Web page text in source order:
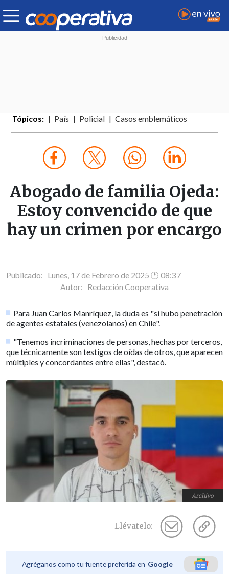
Tópicos: País Policial Casos emblemáticos
Abogado de familia Ojeda:
Estoy convencido de que
hay un crimen por encargo
Publicado: Lunes, 17 de Febrero de 2025 🕐 08:37
Autor: Redacción Cooperativa
Para Juan Carlos Manríquez, la duda es "si hubo penetración
de agentes estatales (venezolanos) en Chile".
"Tenemos incriminaciones de personas, hechas por terceros,
que técnicamente son testigos de oídas de otros, que aparecen
múltiples y concordantes entre ellas", destacó.
Archivo
Llévatelo:
Agréganos como tu fuente preferida en Google